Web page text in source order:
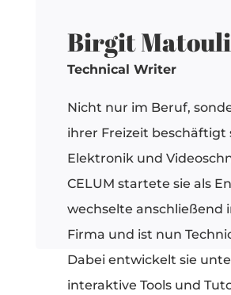
Birgit
Technical Writer
Nicht nur im Beruf,
ihrer Freizeit beschäftigt
Elektronik und
CELUM startete sie als
wechselte anschließend
Firma und ist nun
Dabei entwickelt sie
interaktive Tools und